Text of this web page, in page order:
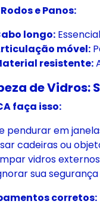
e Panos:
longo:
móvel:
resistente:
de Vidros:
faça isso:
pendurar em
cadeiras ou
vidros
sua
corretos: